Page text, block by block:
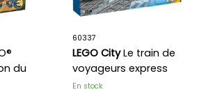
du
60337
LEGO CityLe train de
voyageurs express
En stock